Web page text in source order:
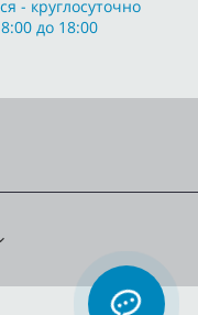
- круглосуточно
до 18:00